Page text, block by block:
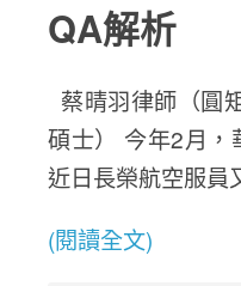
QA解析
蔡晴羽律師（圓
碩士） 今年2月，
近日長榮航空服
(閱讀全文)